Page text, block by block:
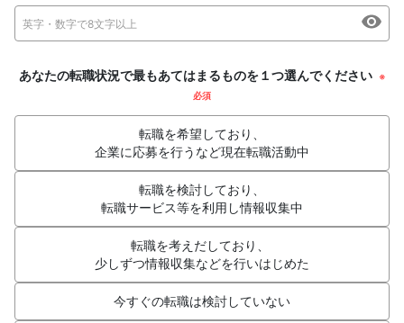
あなたの転職状況で最もあてはまるものを１つ選んでください ※
必須
転職を希望しており、
企業に応募を行うなど現在転職活動中
転職を検討しており、
転職サービス等を利用し情報収集中
転職を考えだしており、
少しずつ情報収集などを行いはじめた
今すぐの転職は検討していない